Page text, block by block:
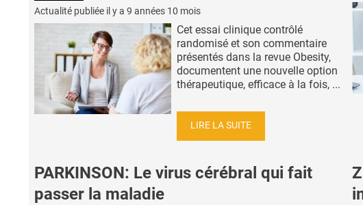
Actualité publiée il y a 9 années 10 mois
Cet essai clinique contrôlé
randomisé et son commentaire
présentés dans la revue Obesity,
documentent une nouvelle option
thérapeutique, efficace à la fois, ...
LIRE LA SUITE
PARKINSON: Le virus cérébral qui fait
passer la maladie